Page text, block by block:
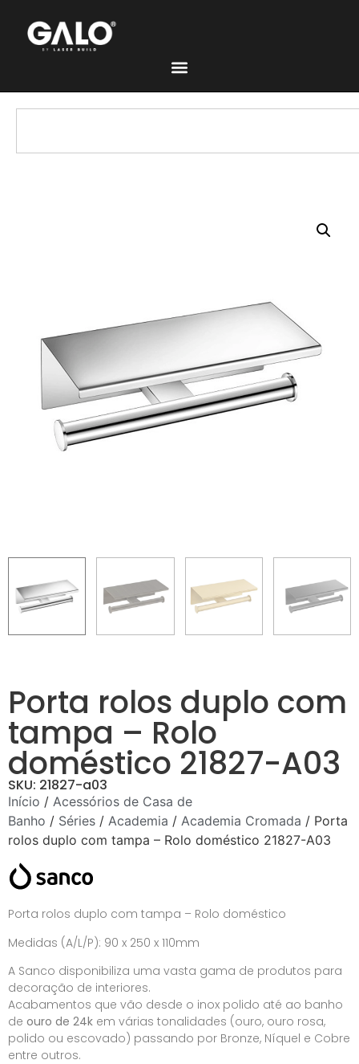
Porta rolos duplo com
tampa – Rolo
doméstico 21827-A03
SKU: 21827-a03
Início / Acessórios de Casa de
Banho / Séries / Academia / Academia Cromada / Porta
rolos duplo com tampa – Rolo doméstico 21827-A03
Porta rolos duplo com tampa – Rolo doméstico
Medidas (A/L/P): 90 x 250 x 110mm
A Sanco disponibiliza uma vasta gama de produtos para
decoração de interiores.
Acabamentos que vão desde o inox polido até ao banho
de ouro de 24k em várias tonalidades (ouro, ouro rosa,
polido ou escovado) passando por Bronze, Níquel e Cobre
entre outros.